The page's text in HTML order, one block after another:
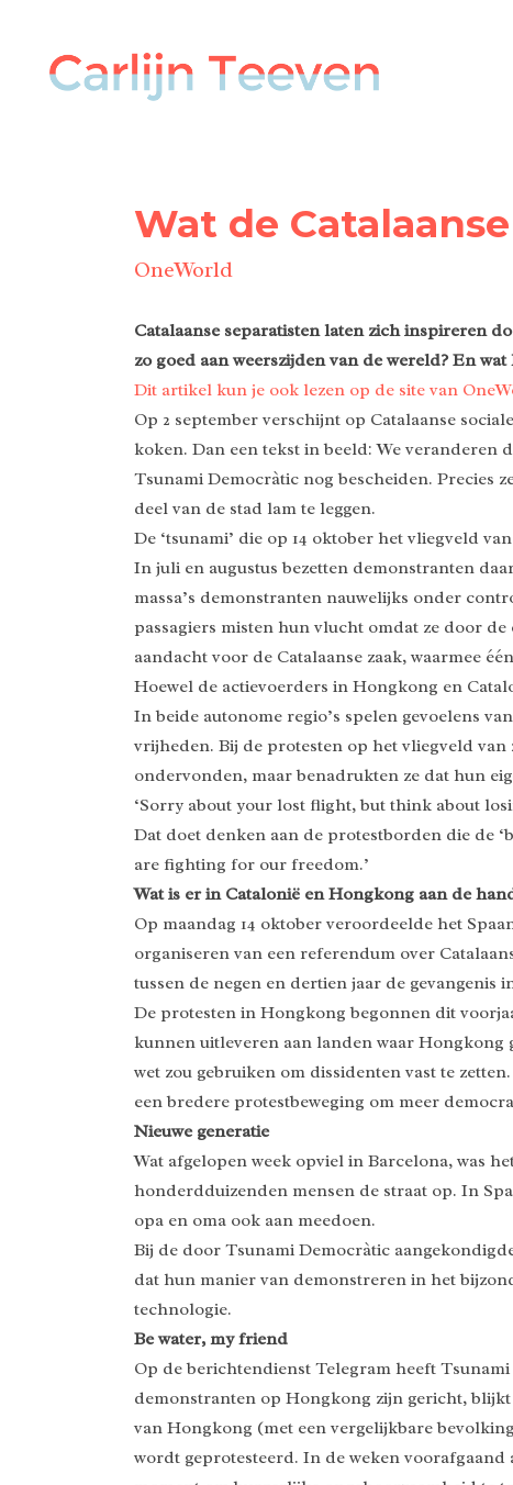
Wat de
OneWorld
Catalaanse separatisten laten zich inspireren
zo goed aan weerszijden van de wereld? En
Dit artikel kun je ook lezen op de site van
Op 2 september verschijnt op Catalaanse
koken. Dan een tekst in beeld: We veranderen
Tsunami Democràtic nog bescheiden. Precies
deel van de stad lam te leggen.
De ‘tsunami’ die op 14 oktober het vliegveld
In juli en augustus bezetten demonstranten
massa’s demonstranten nauwelijks onder
passagiers misten hun vlucht omdat ze door
aandacht voor de Catalaanse zaak, waarmee
Hoewel de actievoerders in Hongkong en
In beide autonome regio’s spelen gevoelens
vrijheden. Bij de protesten op het vliegveld
ondervonden, maar benadrukten ze dat hun
‘Sorry about your lost flight, but think about
Dat doet denken aan de protestborden die de
are fighting for our freedom.’
Wat is er in Catalonië en Hongkong aan de
Op maandag 14 oktober veroordeelde het
organiseren van een referendum over
tussen de negen en dertien jaar de
De protesten in Hongkong begonnen dit
kunnen uitleveren aan landen waar Hongkong
wet zou gebruiken om dissidenten vast te
een bredere protestbeweging om meer
Nieuwe generatie
Wat afgelopen week opviel in Barcelona, was
honderdduizenden mensen de straat op. In
opa en oma ook aan meedoen.
Bij de door Tsunami Democràtic
dat hun manier van demonstreren in het
technologie.
Be water, my friend
Op de berichtendienst Telegram heeft
demonstranten op Hongkong zijn gericht,
van Hongkong (met een vergelijkbare
wordt geprotesteerd. In de weken voorafgaand